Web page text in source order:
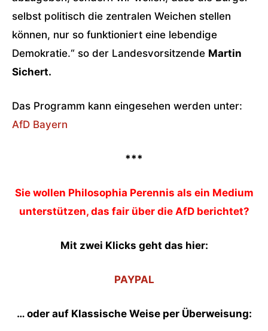
selbst politisch die zentralen Weichen stellen
können, nur so funktioniert eine lebendige
Demokratie.“ so der Landesvorsitzende Martin
Sichert.
Das Programm kann eingesehen werden unter:
AfD Bayern
***
Sie wollen Philosophia Perennis als ein Medium
unterstützen, das fair über die AfD berichtet?
Mit zwei Klicks geht das hier:
PAYPAL
… oder auf Klassische Weise per Überweisung: